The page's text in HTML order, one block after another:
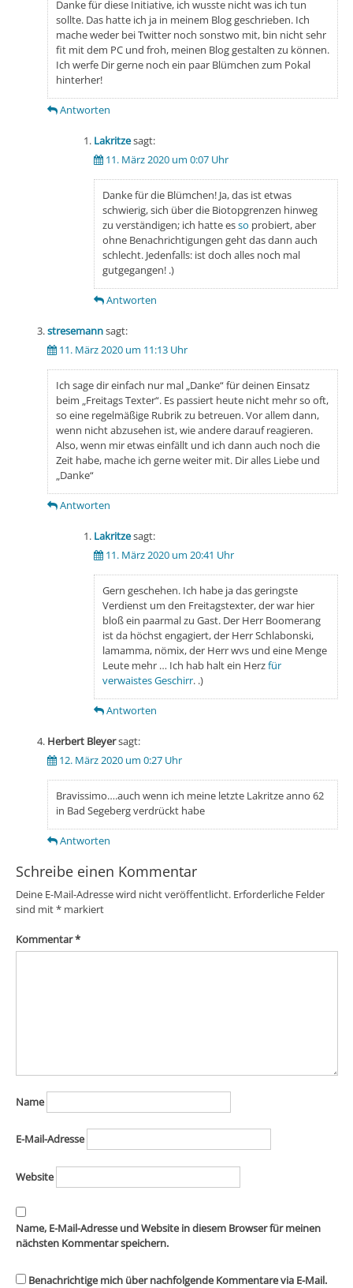
Danke für diese Initiative, ich wusste nicht was ich tun
sollte. Das hatte ich ja in meinem Blog geschrieben. Ich
mache weder bei Twitter noch sonstwo mit, bin nicht sehr
fit mit dem PC und froh, meinen Blog gestalten zu können.
Ich werfe Dir gerne noch ein paar Blümchen zum Pokal
hinterher!
Antworten
Lakritzesagt:
11. März 2020 um 0:07 Uhr
Danke für die Blümchen! Ja, das ist etwas
schwierig, sich über die Biotopgrenzen hinweg
zu verständigen; ich hatte esso probiert, aber
ohne Benachrichtigungen geht das dann auch
schlecht. Jedenfalls: ist doch alles noch mal
gutgegangen! .)
Antworten
stresemannsagt:
11. März 2020 um 11:13 Uhr
Ich sage dir einfach nur mal „Danke“ für deinen Einsatz
beim „Freitags Texter“. Es passiert heute nicht mehr so oft,
so eine regelmäßige Rubrik zu betreuen. Vor allem dann,
wenn nicht abzusehen ist, wie andere darauf reagieren.
Also, wenn mir etwas einfällt und ich dann auch noch die
Zeit habe, mache ich gerne weiter mit. Dir alles Liebe und
„Danke“
Antworten
Lakritzesagt:
11. März 2020 um 20:41 Uhr
Gern geschehen. Ich habe ja das geringste
Verdienst um den Freitagstexter, der war hier
bloß ein paarmal zu Gast. Der Herr Boomerang
ist da höchst engagiert, der Herr Schlabonski,
lamamma, nömix, der Herr wvs und eine Menge
Leute mehr … Ich hab halt ein Herzfür
verwaistes Geschirr. .)
Antworten
Herbert Bleyersagt:
12. März 2020 um 0:27 Uhr
Bravissimo….auch wenn ich meine letzte Lakritze anno 62
in Bad Segeberg verdrückt habe
Antworten
Schreibe einen Kommentar
Deine E-Mail-Adresse wird nicht veröffentlicht. Erforderliche Felder
sind mit*markiert
Kommentar*
Name
E-Mail-Adresse
Website
Name, E-Mail-Adresse und Website in diesem Browser für meinen
nächsten Kommentar speichern.
Benachrichtige mich über nachfolgende Kommentare via E-Mail.